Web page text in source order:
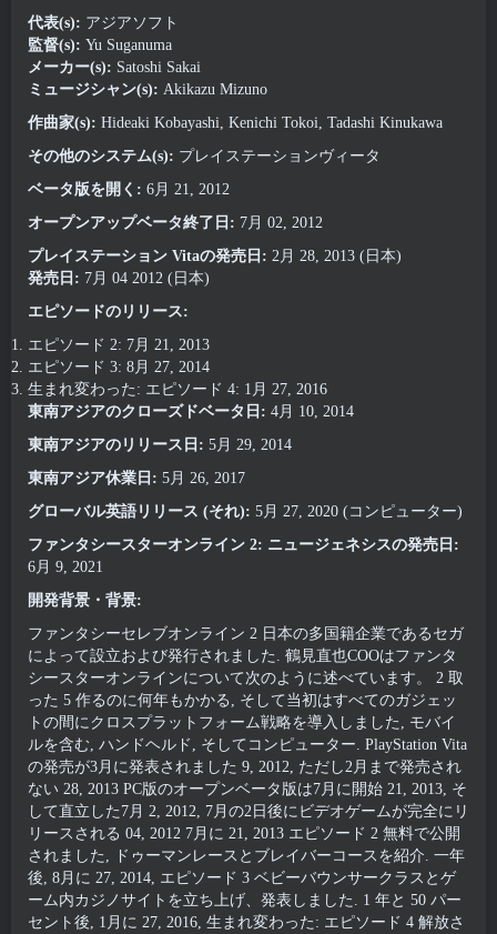
代表(s): アジアソフト
監督(s): Yu Suganuma
メーカー(s): Satoshi Sakai
ミュージシャン(s): Akikazu Mizuno
作曲家(s): Hideaki Kobayashi, Kenichi Tokoi, Tadashi Kinukawa
その他のシステム(s): プレイステーションヴィータ
ベータ版を開く: 6月 21, 2012
オープンアップベータ終了日: 7月 02, 2012
プレイステーション Vitaの発売日: 2月 28, 2013 (日本)
発売日: 7月 04 2012 (日本)
エピソードのリリース:
エピソード 2: 7月 21, 2013
エピソード 3: 8月 27, 2014
生まれ変わった: エピソード 4: 1月 27, 2016
東南アジアのクローズドベータ日: 4月 10, 2014
東南アジアのリリース日: 5月 29, 2014
東南アジア休業日: 5月 26, 2017
グローバル英語リリース (それ): 5月 27, 2020 (コンピューター)
ファンタシースターオンライン 2: ニュージェネシスの発売日:
6月 9, 2021
開発背景・背景:
ファンタシーセレブオンライン 2 日本の多国籍企業であるセガ
によって設立および発行されました. 鶴見直也COOはファンタ
シースターオンラインについて次のように述べています。 2 取
った 5 作るのに何年もかかる, そして当初はすべてのガジェッ
トの間にクロスプラットフォーム戦略を導入しました, モバイ
ルを含む, ハンドヘルド, そしてコンピューター. PlayStation Vita
の発売が3月に発表されました 9, 2012, ただし2月まで発売され
ない 28, 2013 PC版のオープンベータ版は7月に開始 21, 2013, そ
して直立した7月 2, 2012, 7月の2日後にビデオゲームが完全にリ
リースされる 04, 2012 7月に 21, 2013 エピソード 2 無料で公開
されました, ドゥーマンレースとブレイバーコースを紹介. 一年
後, 8月に 27, 2014, エピソード 3 ベビーバウンサークラスとゲ
ーム内カジノサイトを立ち上げ、発表しました. 1 年と 50 パー
セント後, 1月に 27, 2016, 生まれ変わった: エピソード 4 解放さ